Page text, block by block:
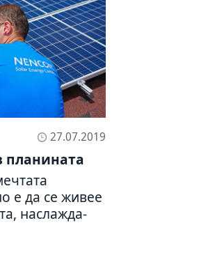
27.07.2019
пла­ни­ната
е да се живее
насла­жда­